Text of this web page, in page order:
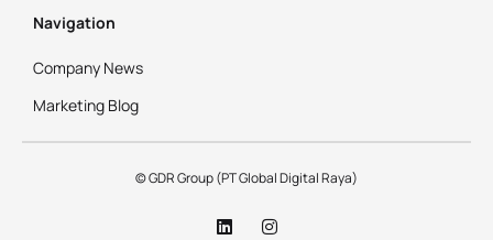
Navigation
Company News
Marketing Blog
© GDR Group (PT Global Digital Raya)
L
i
I
n